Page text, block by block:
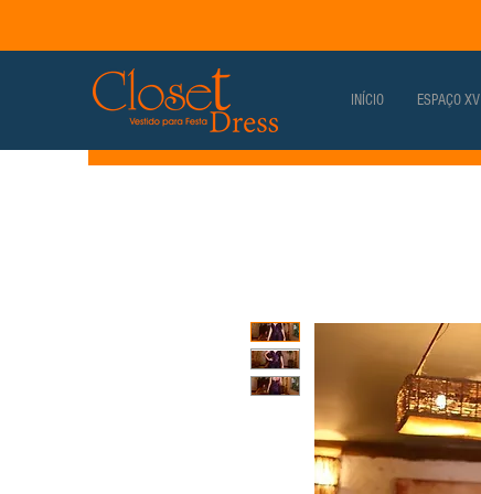
INÍCIO ESPAÇO XV